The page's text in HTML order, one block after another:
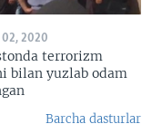
02, 2020
terrorizm
bilan yuzlab odam
Barcha dasturlar